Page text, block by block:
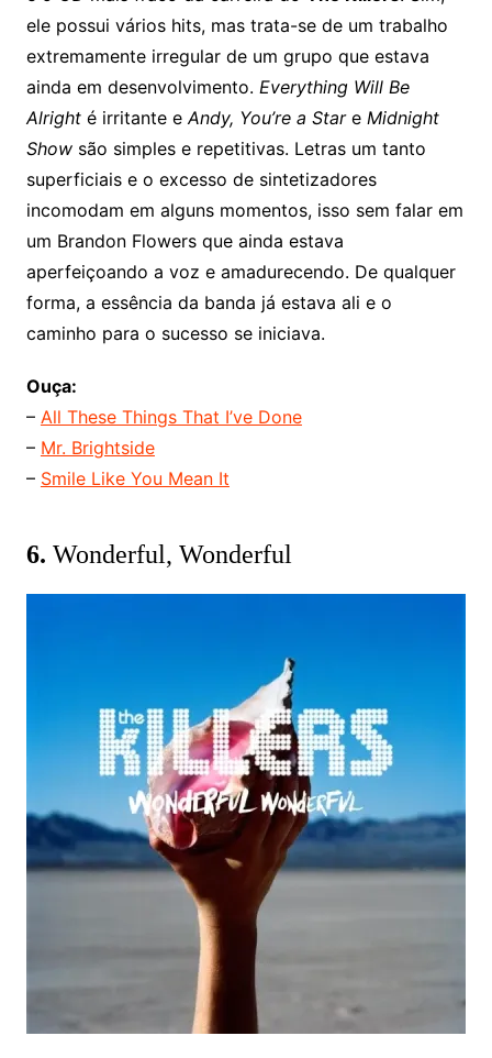
ele possui vários hits, mas trata-se de um trabalho
extremamente irregular de um grupo que estava
ainda em desenvolvimento. Everything Will Be
Alrighté irritante e Andy, You’re a Star e Midnight
Showsão simples e repetitivas. Letras um tanto
superficiais e o excesso de sintetizadores
incomodam em alguns momentos, isso sem falar em
um Brandon Flowers que ainda estava
aperfeiçoando a voz e amadurecendo. De qualquer
forma, a essência da banda já estava ali e o
caminho para o sucesso se iniciava.
Ouça:
– All These Things That I’ve Done
– Mr. Brightside
– Smile Like You Mean It
6. Wonderful, Wonderful